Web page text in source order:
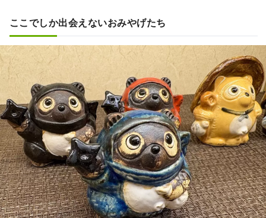
ここでしか出会えないおみやげたち